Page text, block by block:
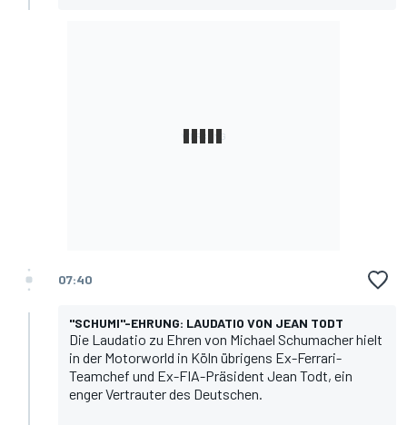
07:40
"SCHUMI"-EHRUNG: LAUDATIO VON JEAN TODT
Die Laudatio zu Ehren von Michael Schumacher hielt
in der Motorworld in Köln übrigens Ex-Ferrari-
Teamchef und Ex-FIA-Präsident Jean Todt, ein
enger Vertrauter des Deutschen.